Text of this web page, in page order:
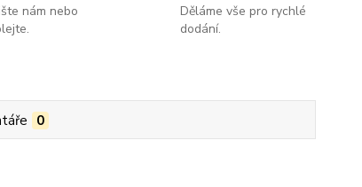
nám nebo
Děláme vše pro rychlé
dodání.
0